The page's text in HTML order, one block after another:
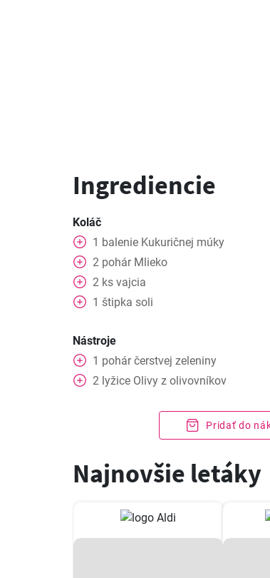
Ingrediencie
Koláč
1 balenie Kukuričnej múky
2 pohár Mlieko
2 ks vajcia
1 štipka soli
Nástroje
1 pohár čerstvej zeleniny
2 lyžice Olivy z olivovníkov
Pridať do
Najnovšie letáky